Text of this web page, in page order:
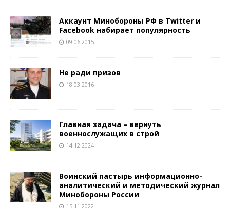
Аккаунт Минобороны РФ в Twitter и
Facebook набирает популярность
09.06.2015
Не ради призов
18.03.2016
Главная задача – вернуть
военнослужащих в строй
14.12.2024
Воинский пастырь информационно-
аналитический и методический журнал
Минобороны России
15.11.2022